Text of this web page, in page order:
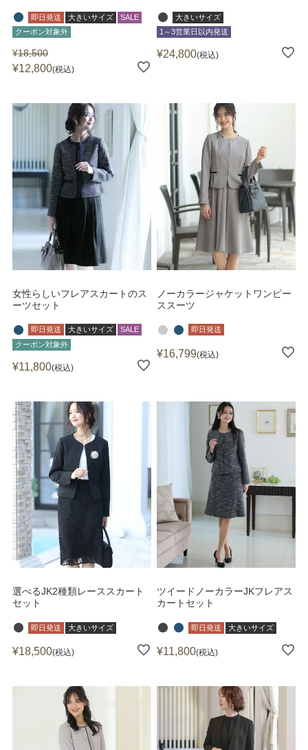
即日発送 大きいサイズ
SALE
クーポン対象外
¥18,500
¥12,800 税込
大きいサイズ
1～3営業日以内発送
¥24,800 税込
女性らしいフレアスカートのス
ーツセット
即日発送 大きいサイズ
SALE
クーポン対象外
¥11,800 税込
ノーカラージャケットワンピー
ススーツ
即日発送
¥16,799 税込
選べるJK2種類レーススカート
セット
即日発送 大きいサイズ
¥18,500 税込
ツイードノーカラーJKフレアス
カートセット
即日発送 大きいサイズ
¥11,800 税込